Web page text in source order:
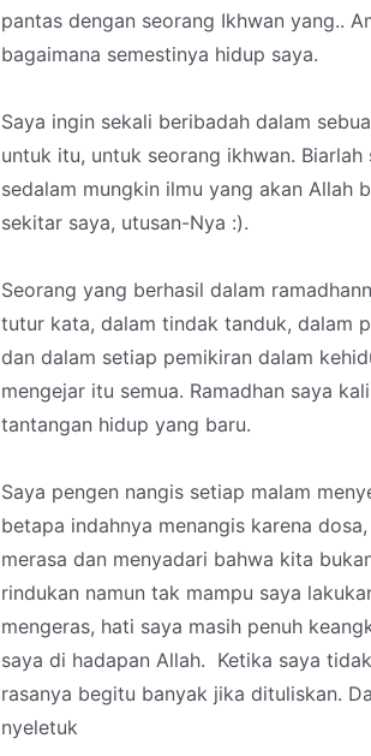
pantas dengan seorang Ikhwan yang..
bagaimana semestinya hidup saya.
Saya ingin sekali beribadah dalam
untuk itu, untuk seorang ikhwan.
sedalam mungkin ilmu yang akan Allah
sekitar saya, utusan-Nya :).
Seorang yang berhasil dalam
tutur kata, dalam tindak tanduk, dalam
dan dalam setiap pemikiran dalam
mengejar itu semua. Ramadhan saya
tantangan hidup yang baru.
Saya pengen nangis setiap malam
betapa indahnya menangis karena
merasa dan menyadari bahwa kita
rindukan namun tak mampu saya
mengeras, hati saya masih penuh
saya di hadapan Allah. Ketika saya
rasanya begitu banyak jika dituliskan.
nyeletuk